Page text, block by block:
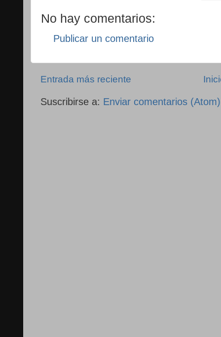
No hay comentarios:
Publicar un comentario
Entrada más reciente
Suscribirse a: Enviar comentarios (Atom)